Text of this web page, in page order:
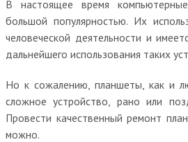
В настоящее время
большой популярностью. Их
человеческой деятельности и
дальнейшего использования таких
Но к сожалению, планшеты, как и
сложное устройство, рано или
Провести качественный ремонт
можно.